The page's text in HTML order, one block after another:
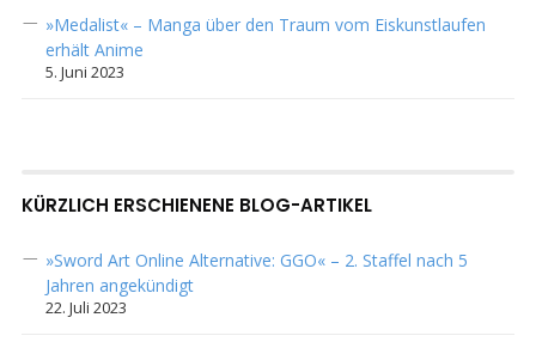
»Medalist« – Manga über den Traum vom Eiskunstlaufen
erhält Anime
5. Juni 2023
KÜRZLICH ERSCHIENENE BLOG-ARTIKEL
»Sword Art Online Alternative: GGO« – 2. Staffel nach 5
Jahren angekündigt
22. Juli 2023